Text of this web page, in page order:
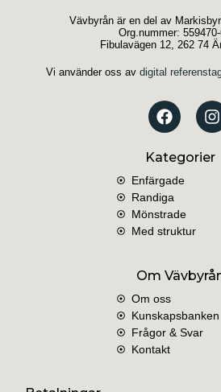
Vävbyrån är en del av
Org.nummer:
Fibulavägen 12, 262 74
Vi använder oss avdigital
Kategorier
Enfärgade
Randiga
Mönstrade
Med struktur
Om
Om oss
Kunskapsbanken
Frågor & Svar
Kontakt